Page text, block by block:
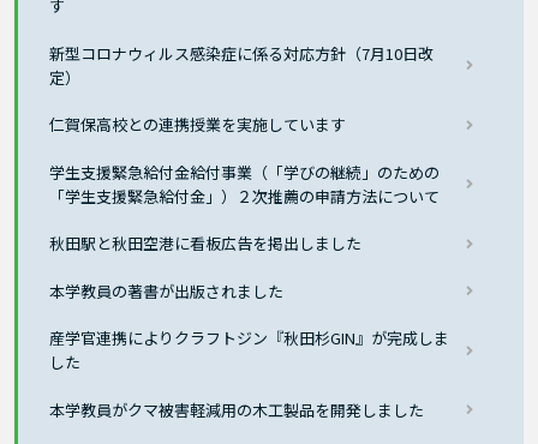
す
新型コロナウィルス感染症に係る対応方針（7月10日改
定）
仁賀保高校との連携授業を実施しています
学生支援緊急給付金給付事業（「学びの継続」のための
「学生支援緊急給付金」）２次推薦の申請方法について
秋田駅と秋田空港に看板広告を掲出しました
本学教員の著書が出版されました
産学官連携によりクラフトジン『秋田杉GIN』が完成しま
した
本学教員がクマ被害軽減用の木工製品を開発しました